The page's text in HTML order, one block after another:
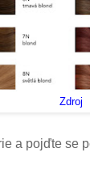
Zdroj
a pojďte se